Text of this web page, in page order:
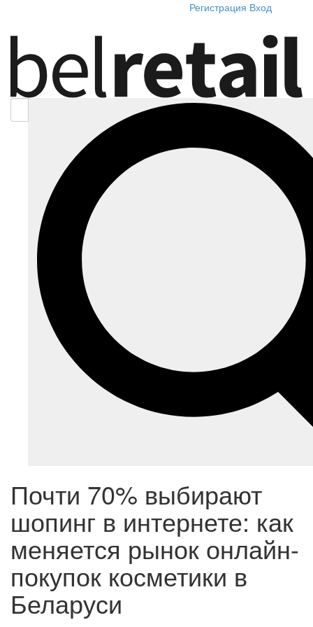
Регистрация Вход
Почти 70% выбирают
шопинг в интернете: как
меняется рынок онлайн-
покупок косметики в
Беларуси